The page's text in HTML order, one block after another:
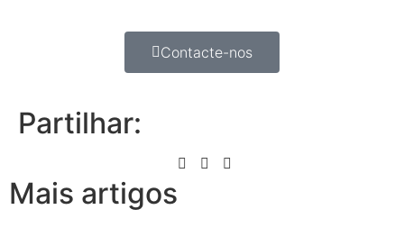
Contacte-nos
Partilhar:
Mais artigos